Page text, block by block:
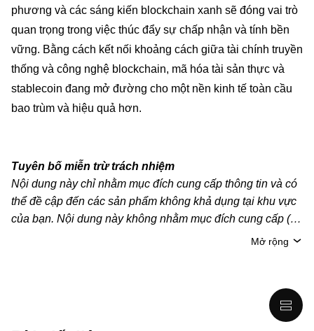
phương và các sáng kiến blockchain xanh sẽ đóng vai trò
quan trọng trong việc thúc đẩy sự chấp nhận và tính bền
vững. Bằng cách kết nối khoảng cách giữa tài chính truyền
thống và công nghệ blockchain, mã hóa tài sản thực và
stablecoin đang mở đường cho một nền kinh tế toàn cầu
bao trùm và hiệu quả hơn.
Tuyên bố miễn trừ trách nhiệm
Nội dung này chỉ nhằm mục đích cung cấp thông tin và có
thể đề cập đến các sản phẩm không khả dụng tại khu vực
của bạn. Nội dung này không nhằm mục đích cung cấp (i)
lời khuyên hoặc khuyến nghị đầu tư; (ii) đề nghị hoặc chào
sản kỹ thuật số/crypto, bao gồm cả stablecoin, có mức độ
rủi ro cao và có thể biến động mạnh. Bạn nên cân nhắc kỹ
xem việc giao dịch hoặc nắm giữ crypto/tài sản kỹ thuật số
Mở rộng